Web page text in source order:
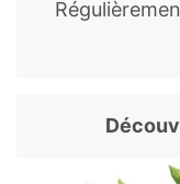
s/
Choudhary
(Withania
Extract in
Cognitive